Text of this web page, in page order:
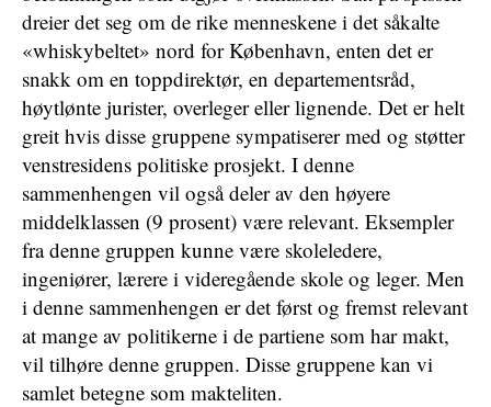
dreier det seg om de rike menneskene i det såkalte
«whiskybeltet» nord for København, enten det er
snakk om en toppdirektør, en departementsråd,
høytlønte jurister, overleger eller lignende. Det er helt
greit hvis disse gruppene sympatiserer med og støtter
venstresidens politiske prosjekt. I denne
sammenhengen vil også deler av den høyere
middelklassen (9 prosent) være relevant. Eksempler
fra denne gruppen kunne være skoleledere,
ingeniører, lærere i videregående skole og leger. Men
i denne sammenhengen er det først og fremst relevant
at mange av politikerne i de partiene som har makt,
vil tilhøre denne gruppen. Disse gruppene kan vi
samlet betegne som makteliten.